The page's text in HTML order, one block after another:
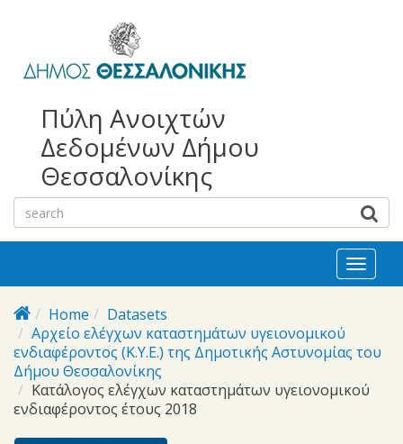
bayan
escort
escort
Πύλη Ανοιχτών
Δεδομένων Δήμου
Θεσσαλονίκης
Toggle
Home
Datasets
Αρχείο ελέγχων καταστημάτων υγειονομικού
ενδιαφέροντος (Κ.Υ.Ε.) της Δημοτικής Αστυνομίας του
Δήμου Θεσσαλονίκης
Κατάλογος ελέγχων καταστημάτων υγειονομικού
ενδιαφέροντος έτους 2018